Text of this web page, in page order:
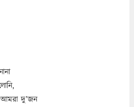
দু’জন